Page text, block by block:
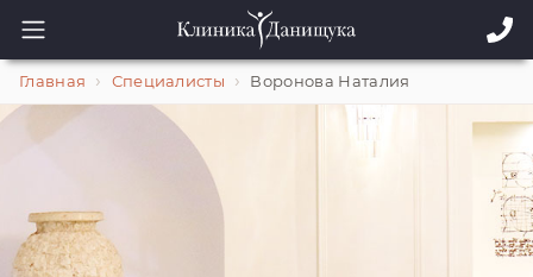
Главная Специалисты Воронова Наталия